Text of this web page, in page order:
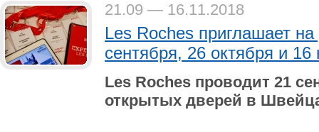
21.09 — 16.11.2018
Les Roches приглашает
сентября, 26 октября и 16
Les Roches проводит 21
открытых дверей в